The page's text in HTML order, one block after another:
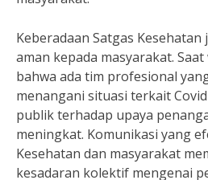
Keberadaan Satgas
aman kepada masyarakat.
bahwa ada tim profesional
menangani situasi terkait
publik terhadap upaya
meningkat. Komunikasi yang
Kesehatan dan masyarakat
kesadaran kolektif mengenai